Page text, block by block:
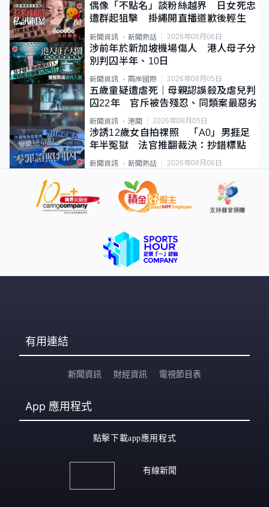
偶像「不點名」談粉絲越界 日女死忠
遭群起狙擊 掛繩開直播道歉後輕生
新聞資訊 新聞熱話 2026年08月06日
涉前年於新加坡機場傷人 港人母子分
別判囚半年、10日
新聞資訊 兩岸國際 2026年08月05日
五歲童疑遭虐死｜母親認誤殺及虐兒判
囚22年 官斥被告殘忍、同類案最惡劣
新聞資訊 港聞 2026年08月05日
涉誘12歲女自拍祼照 「A0」男捱足
年半冤獄 法官推翻裁決：抄錯標點
新聞資訊 新聞熱話 2026年08月06日
有用連結
新聞資訊 財經資訊 電視節目表
App 應用程式
點擊下載app應用程式
有線新聞